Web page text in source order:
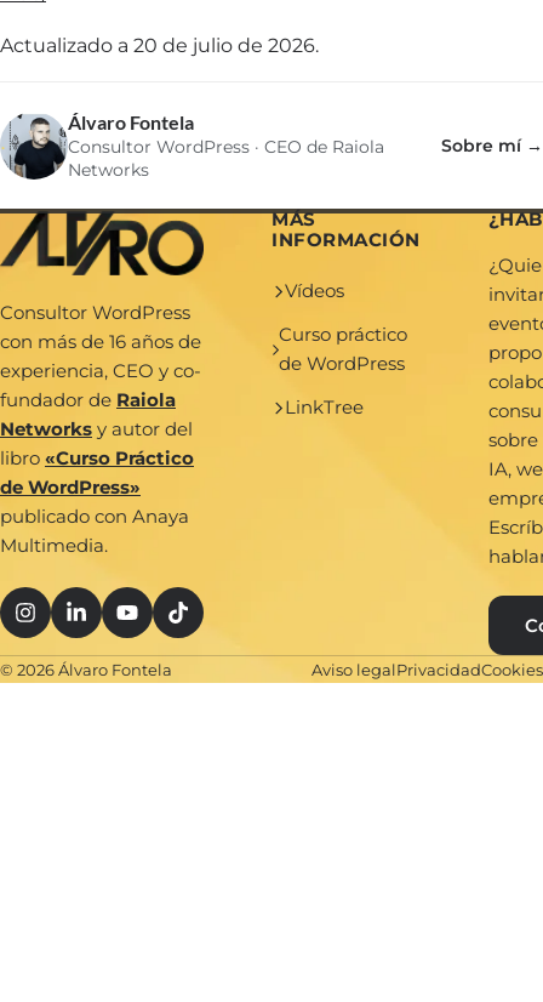
Actualizado a 20 de julio de 2026.
Álvaro Fontela
Consultor WordPress · CEO de Raiola
Networks
Sobre mí →
Consultor WordPress
con más de 16 años de
experiencia, CEO y co-
fundador de Raiola
Networks y autor del
libro «Curso Práctico
de WordPress»
publicado con Anaya
Multimedia.
MÁS
INFORMACIÓN
Vídeos
Curso práctico
de WordPress
LinkTree
sobre
IA,
© 2026 Álvaro Fontela Aviso legalPrivacidadCookies